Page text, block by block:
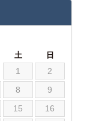
土 日
1
2
8
9
15
16